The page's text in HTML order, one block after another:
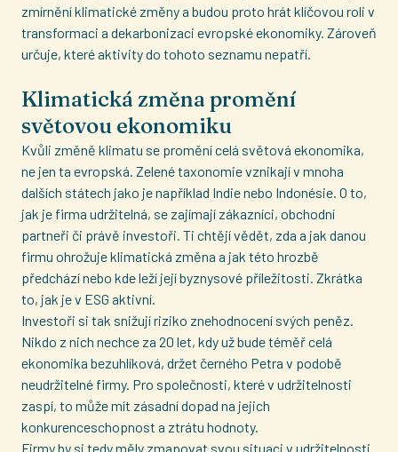
zmírnění klimatické změny a budou proto hrát klíčovou roli v
transformaci a dekarbonizaci evropské ekonomiky. Zároveň
určuje, které aktivity do tohoto seznamu nepatří.
Klimatická změna promění
světovou ekonomiku
Kvůli změně klimatu se promění celá světová ekonomika,
ne jen ta evropská. Zelené taxonomie vznikají v mnoha
dalších státech jako je například Indie nebo Indonésie. O to,
jak je firma udržitelná, se zajímají zákazníci, obchodní
partneři či právě investoři. Ti chtějí vědět, zda a jak danou
firmu ohrožuje klimatická změna a jak této hrozbě
předchází nebo kde leží její byznysové příležitosti. Zkrátka
to, jak je v ESG aktivní.
Investoři si tak snižují riziko znehodnocení svých peněz.
Nikdo z nich nechce za 20 let, kdy už bude téměř celá
ekonomika bezuhlíková, držet černého Petra v podobě
neudržitelné firmy. Pro společnosti, které v udržitelnosti
zaspí, to může mít zásadní dopad na jejich
konkurenceschopnost a ztrátu hodnoty.
Firmy by si tedy měly zmapovat svou situaci v udržitelnosti